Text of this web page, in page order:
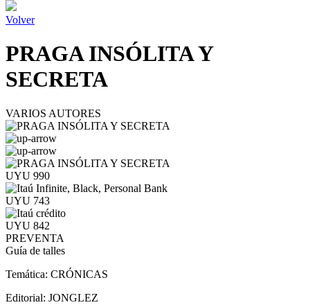
Volver
PRAGA INSÓLITA Y
SECRETA
VARIOS AUTORES
UYU 990
UYU 743
UYU 842
PREVENTA
Guía de talles
Temática: CRÓNICAS
Editorial: JONGLEZ